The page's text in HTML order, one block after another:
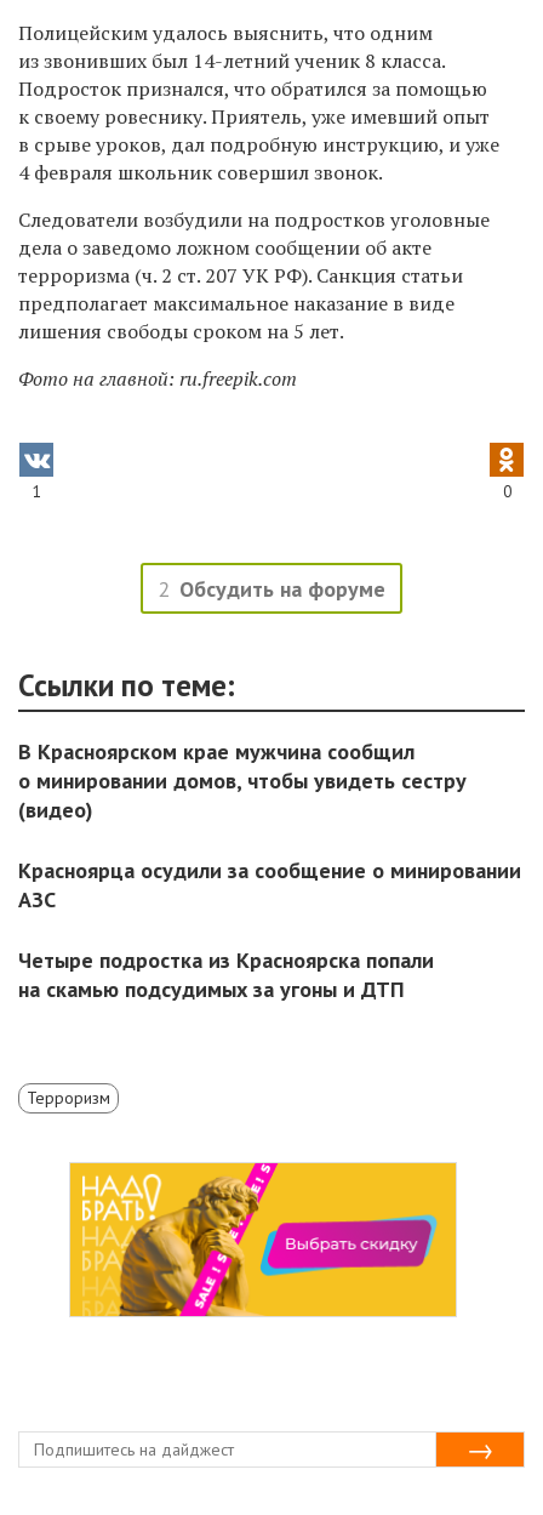
Полицейским удалось выяснить, что одним
из звонивших был 14-летний ученик 8 класса.
Подросток признался, что обратился за помощью
к своему ровеснику. Приятель, уже имевший опыт
в срыве уроков, дал подробную инструкцию, и уже
4 февраля школьник совершил звонок.
Следователи возбудили на подростков уголовные
дела о заведомо ложном сообщении об акте
терроризма (ч. 2 ст. 207 УК РФ). Санкция статьи
предполагает максимальное наказание в виде
лишения свободы сроком на 5 лет.
Фото на главной: ru.freepik.com
1 0
2 Обсудить на форуме
Ссылки по теме:
В Красноярском крае мужчина сообщил
о минировании домов, чтобы увидеть сестру
(видео)
Красноярца осудили за сообщение о минировании
АЗС
Четыре подростка из Красноярска попали
на скамью подсудимых за угоны и ДТП
Терроризм